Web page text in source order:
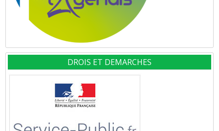
DROIS ET DEMARCHES